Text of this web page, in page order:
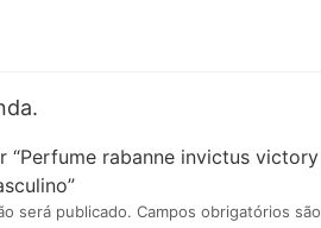
“Perfume rabanne invictus victory
será publicado. Campos obrigatórios são